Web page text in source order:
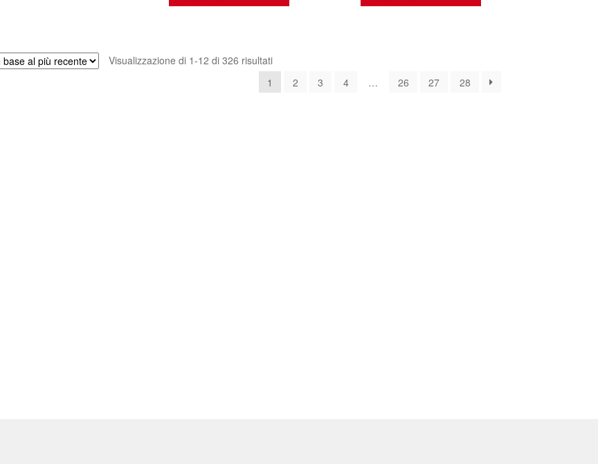
Visualizzazione di 1-12 di 326 risultatiOrdina
in
base
1 2 3 4 … 26 27 28